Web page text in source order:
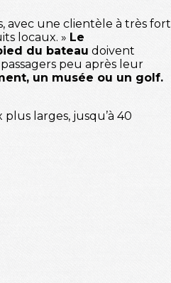
avec une clientèle à très fort
locaux. » Le
du bateau doivent
peu après leur
un musée ou un golf.
larges, jusqu’à 40